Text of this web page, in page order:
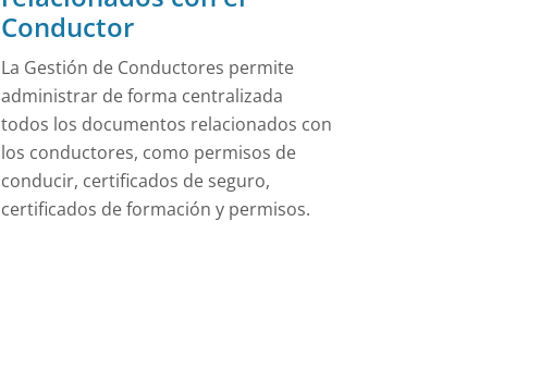
Conductor
La Gestión de Conductores permite
administrar de forma centralizada
todos los documentos relacionados con
los conductores, como permisos de
conducir, certificados de seguro,
certificados de formación y permisos.